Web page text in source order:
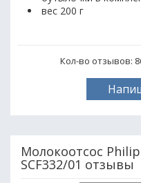
вес 200 г
Кол-во отзывов:
Молокоотсос
SCF332/01 отзывы